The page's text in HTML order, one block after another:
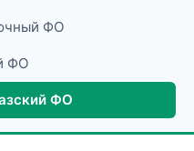
ФО
ФО
ФО